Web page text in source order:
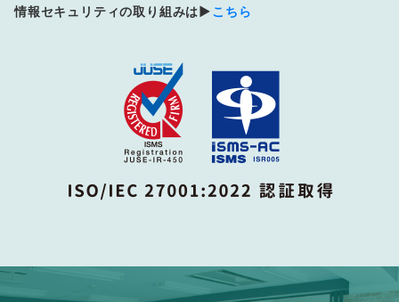
ー
情報セキュリティの取り組みは▶こちら